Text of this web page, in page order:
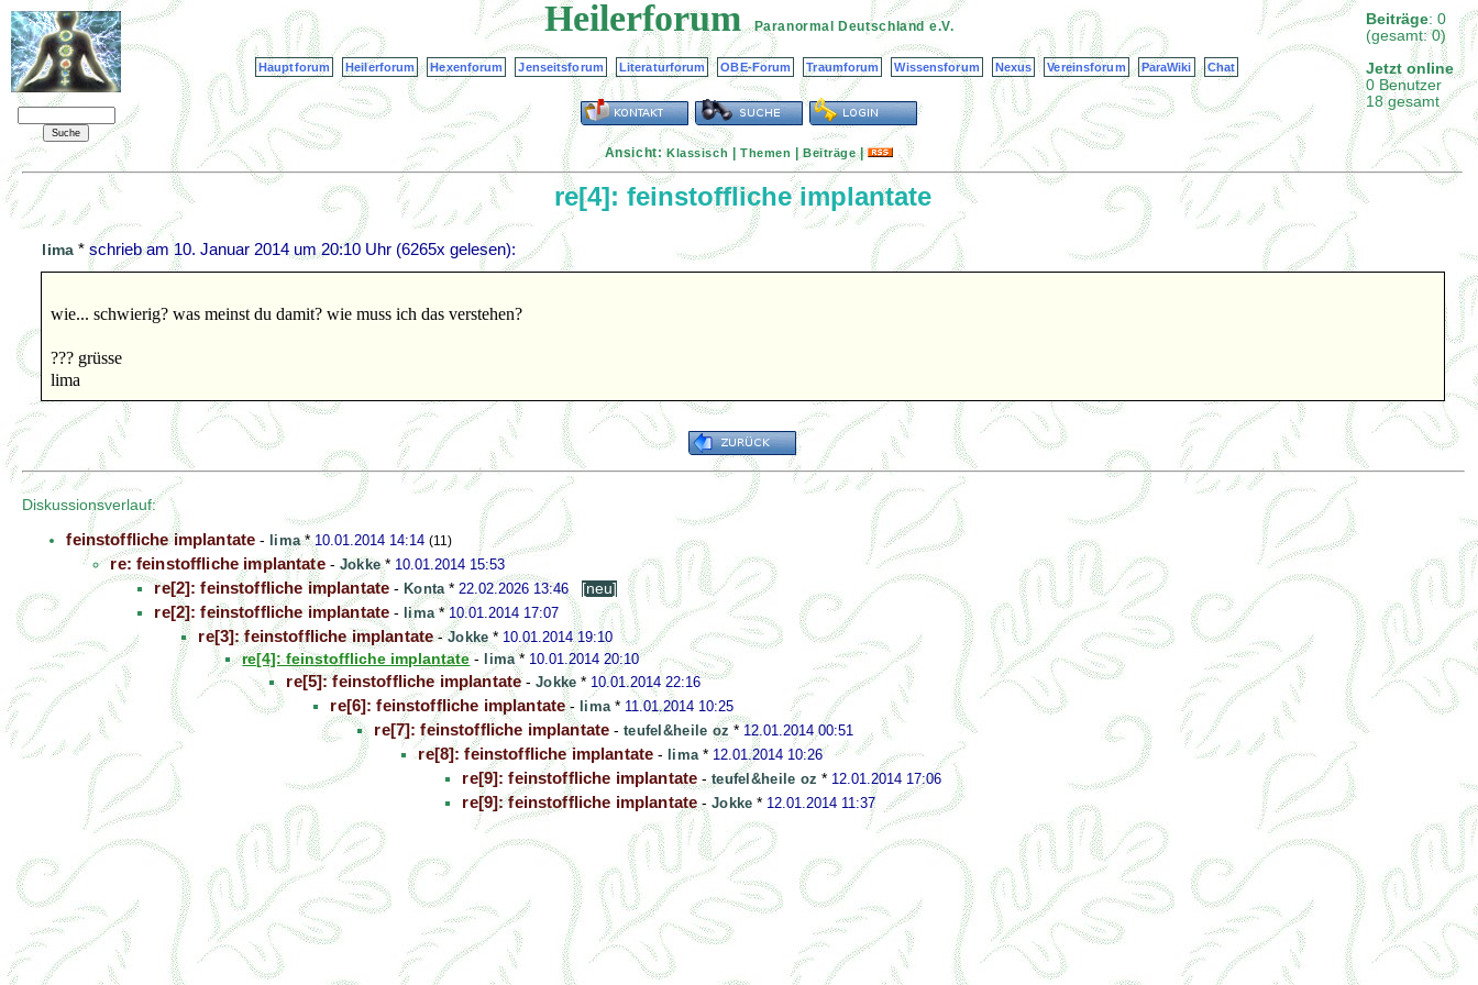
Beiträge: 0
(gesamt: 0)
Jetzt online
0 Benutzer
18 gesamt
Heilerforum Paranormal Deutschland e.V.
Hauptforum Heilerforum Hexenforum Jenseitsforum Literaturforum OBE-Forum Traumforum Wissensforum Nexus Vereinsforum ParaWiki Chat
Ansicht:Klassisch Themen |Beiträge|
re[4]: feinstoffliche implantate
lima *schrieb am10. Januar 2014 um 20:10 Uhr (6265x gelesen):
wie... schwierig? was meinst du damit? wie muss ich das verstehen?
??? grüsse
lima
Diskussionsverlauf:
feinstoffliche implantate - lima*10.01.2014 14:14 (11)
re: feinstoffliche implantate- Jokke* 10.01.2014 15:53
re[2]: feinstoffliche implantate - Konta*22.02.2026 13:46 [neu]
re[2]: feinstoffliche implantate - lima*10.01.2014 17:07
re[3]: feinstoffliche implantate-Jokke * 10.01.2014 19:10
re[4]: feinstoffliche implantate - lima* 10.01.2014 20:10
re[5]: feinstoffliche implantate-Jokke * 10.01.2014 22:16
re[6]: feinstoffliche implantate- lima* 11.01.2014 10:25
re[7]: feinstoffliche implantate -teufel&heile oz * 12.01.2014 00:51
re[8]: feinstoffliche implantate - lima* 12.01.2014 10:26
re[9]: feinstoffliche implantate -teufel&heile oz * 12.01.2014 17:06
re[9]: feinstoffliche implantate-Jokke * 12.01.2014 11:37